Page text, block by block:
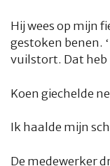
Hij wees op mijn
gestoken benen.
vuilstort. Dat heb
Koen giechelde
Ik haalde mijn
De medewerker